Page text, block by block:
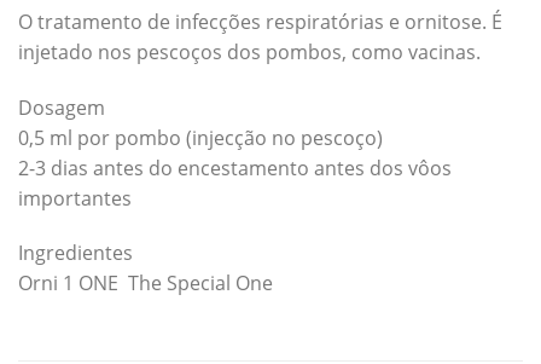
O tratamento de infecções respiratórias e ornitose. É
injetado nos pescoços dos pombos, como vacinas.
Dosagem
0,5 ml por pombo (injecção no pescoço)
2-3 dias antes do encestamento antes dos vôos
importantes
Ingredientes
Orni 1 ONE  The Special One